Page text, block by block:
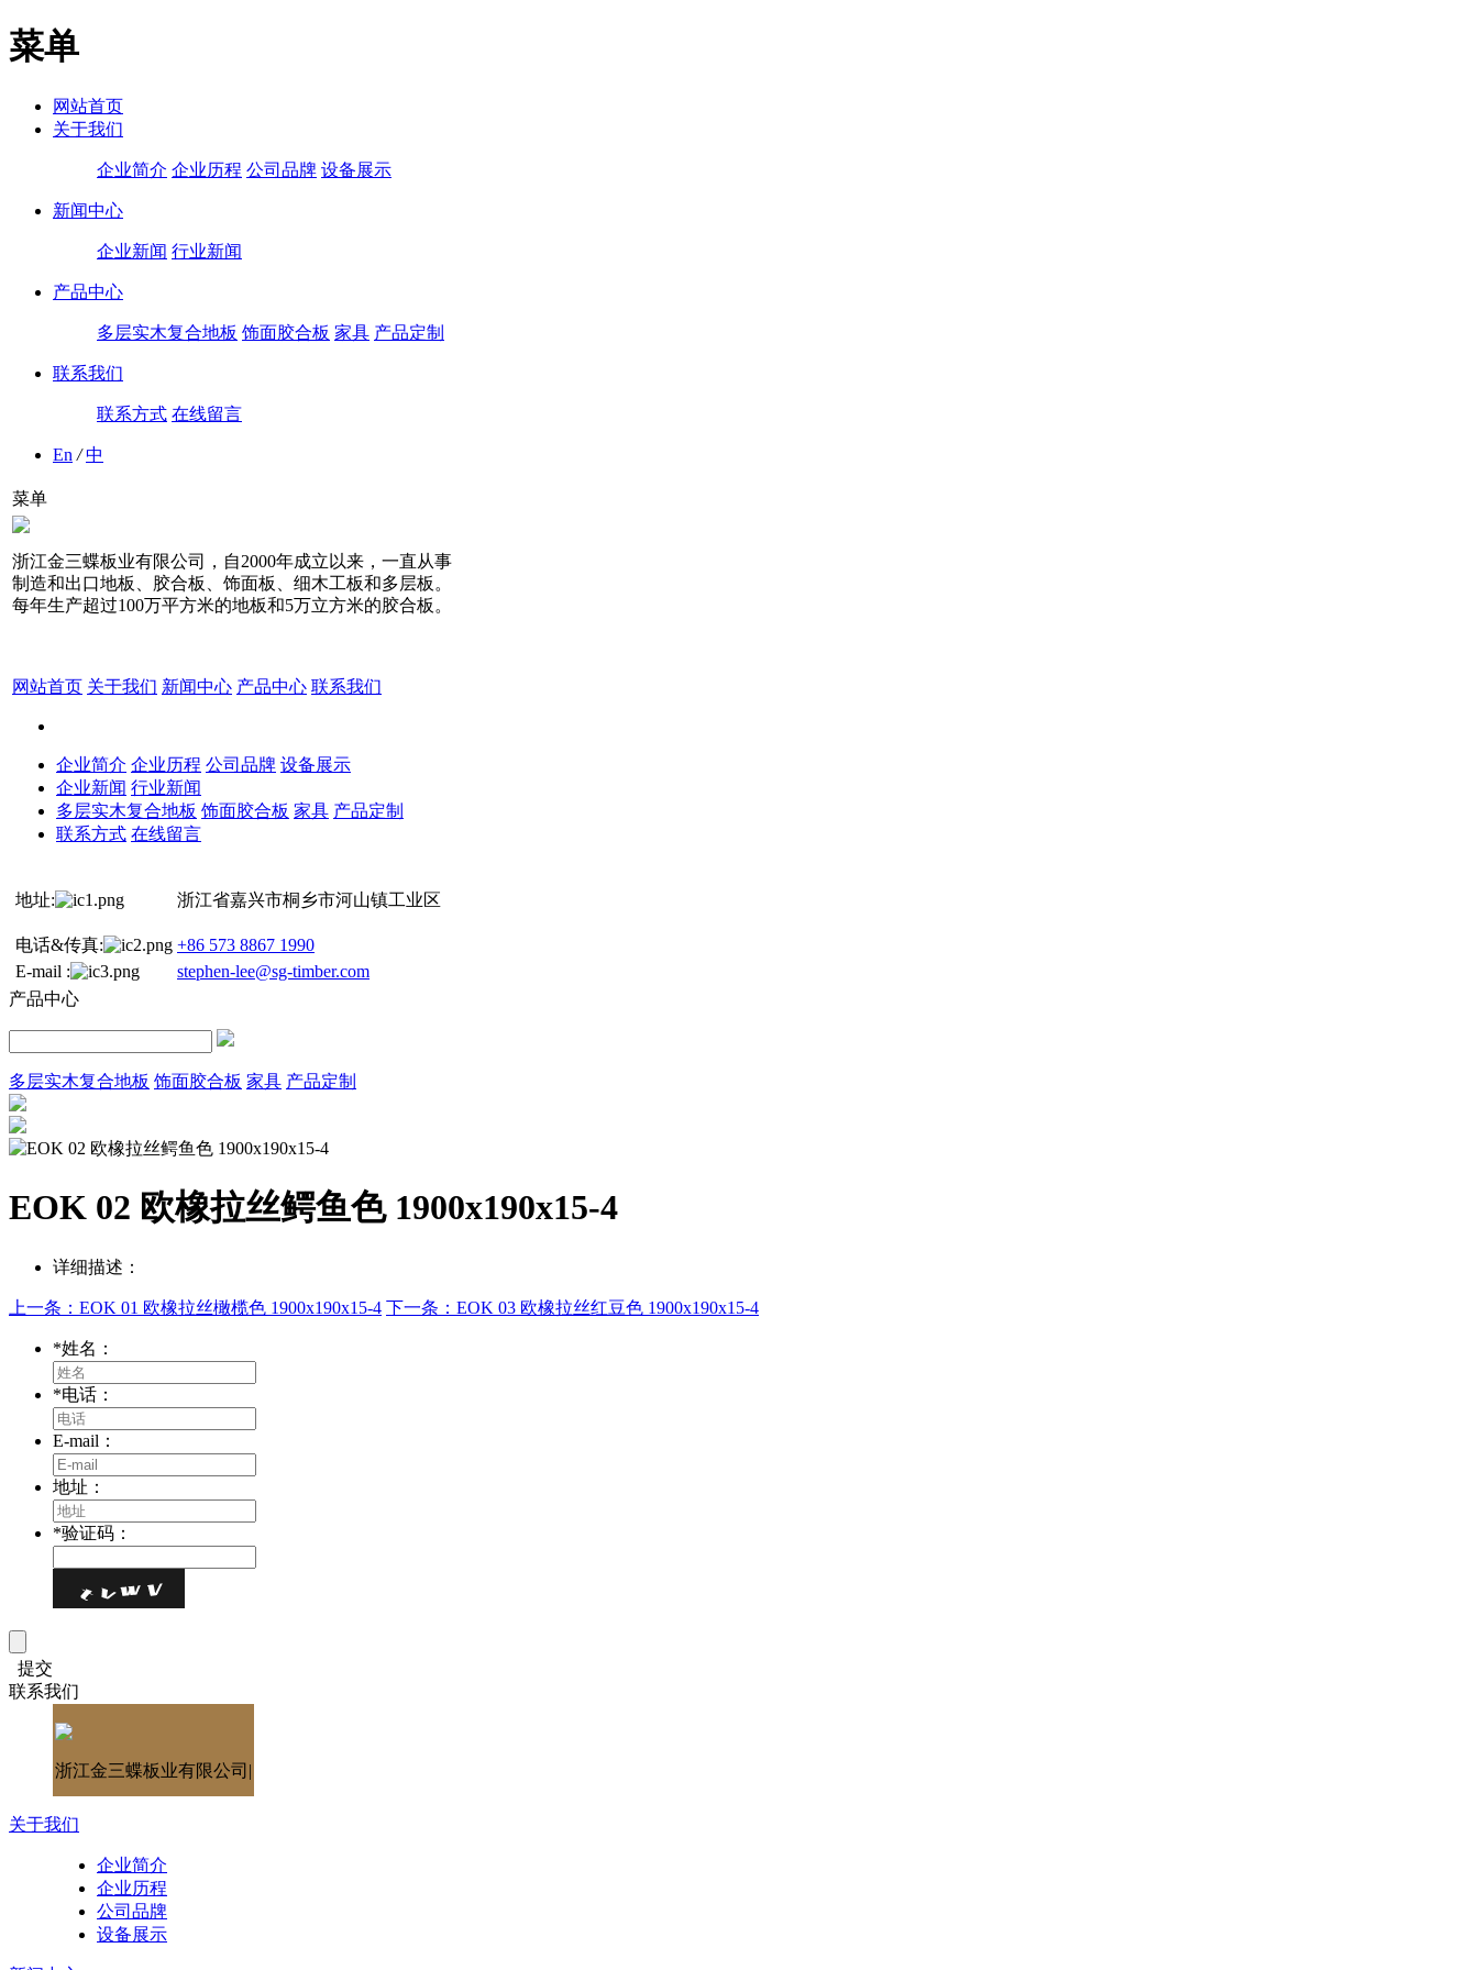
菜单
网站首页
关于我们
企业简介 企业历程 公司品牌 设备展示
新闻中心
企业新闻 行业新闻
产品中心
多层实木复合地板 饰面胶合板 家具 产品定制
联系我们
联系方式 在线留言
En /中
菜单
浙江金三蝶板业有限公司，自2000年成立以来，一直从事
制造和出口地板、胶合板、饰面板、细木工板和多层板。
每年生产超过100万平方米的地板和5万立方米的胶合板。
网站首页 关于我们 新闻中心 产品中心 联系我们
企业简介 企业历程 公司品牌 设备展示
企业新闻 行业新闻
多层实木复合地板 饰面胶合板 家具 产品定制
联系方式 在线留言
地址: 浙江省嘉兴市桐乡市河山镇工业区
电话&传真:
+86 573 8867 1990
E-mail :
stephen-lee@sg-timber.com
产品中心
多层实木复合地板 饰面胶合板 家具 产品定制
EOK 02 欧橡拉丝鳄鱼色 1900x190x15-4
详细描述：
上一条：EOK 01 欧橡拉丝橄榄色 1900x190x15-4 下一条：EOK 03 欧橡拉丝红豆色 1900x190x15-4
*姓名：
*电话：
E-mail：
地址：
*验证码：
提交
联系我们
浙江金三蝶板业有限公司|
关于我们
企业简介
企业历程
公司品牌
设备展示